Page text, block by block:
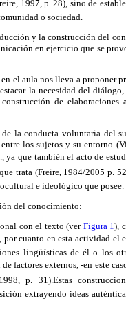
1997, p. 28), sino de
o sociedad.
y la construcción del
en ejercicio que se
el aula nos lleva a proponer
la necesidad del
de elaboraciones
la conducta voluntaria del
los sujetos y su entorno (
que también el acto de
que trata (Freire, 1984/2005 p.
e ideológico que posee.
del conocimiento:
con el texto (ver Figura 1) ,
cuanto en esta actividad el
lingüísticas de él o los
factores externos, -en este
p. 31).Estas
extrayendo ideas